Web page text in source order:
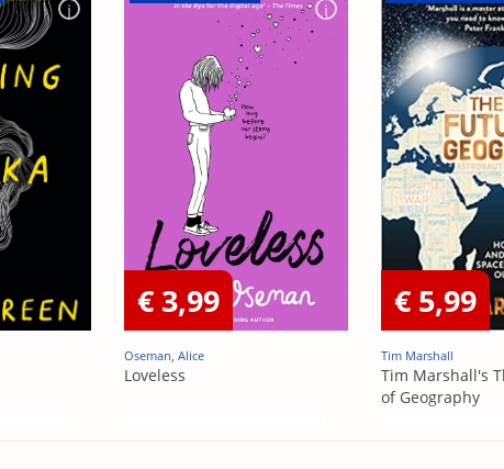
€ 3,99
Oseman, Alice
Loveless
€ 5,99
Tim Marshall
Tim Marshall's
of Geography